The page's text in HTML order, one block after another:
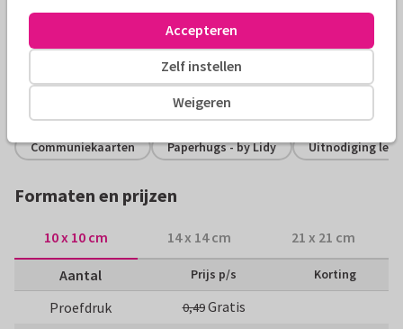
Een vrolijk en fleurig uitnodigingskaartje voor een
lentefeest met gele narcissen en eigen foto aan de
binnenzijde.
Alle kaarten zijn helemaal naar wens aan te passen
Communiekaarten Paperhugs - by Lidy Uitnodiging
Formaten en prijzen
10 x 10 cm 14 x 14 cm 21 x 21 cm
Aantal Prijs p/s Korting
Proefdruk 0,49Gratis
Weigeren
Zelf instellen
Accepteren